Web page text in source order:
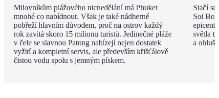
Milovníkům plážového nicnedělání má Phuket
mnohé co nabídnout. Však je také nádherné
pobřeží hlavním důvodem, proč na ostrov každý
rok zavítá skoro 15 milionu turistů. Jedinečné pláže
v čele se slavnou Patong nabízejí nejen dostatek
vyžití a kompletní servis, ale především křišťálově
čistou vodu spolu s jemným pískem.
Stačí
Soi
světla
a